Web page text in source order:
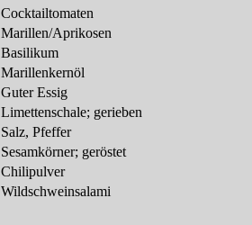
Cocktailtomaten
Marillen/Aprikosen
Basilikum
Marillenkernöl
Guter Essig
Limettenschale; gerieben
Salz, Pfeffer
Sesamkörner; geröstet
Chilipulver
Wildschweinsalami